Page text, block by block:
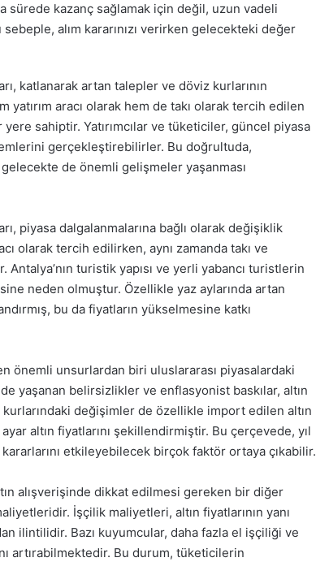
sürede kazanç sağlamak için değil, uzun vadeli
alım kararınızı verirken gelecekteki değer
katlanarak artan talepler ve döviz kurlarının
aracı olarak hem de takı olarak tercih edilen
sahiptir. Yatırımcılar ve tüketiciler, güncel piyasa
gerçekleştirebilirler. Bu doğrultuda,
gelecekte de önemli gelişmeler yaşanması
piyasa dalgalanmalarına bağlı olarak değişiklik
olarak tercih edilirken, aynı zamanda takı ve
Antalya’nın turistik yapısı ve yerli yabancı turistlerin
neden olmuştur. Özellikle yaz aylarında artan
bu da fiyatların yükselmesine katkı
önemli unsurlardan biri uluslararası piyasalardaki
yaşanan belirsizlikler ve enflasyonist baskılar, altın
kurlarındaki değişimler de özellikle import edilen altın
altın fiyatlarını şekillendirmiştir. Bu çerçevede, yıl
etkileyebilecek birçok faktör ortaya çıkabilir.
alışverişinde dikkat edilmesi gereken bir diğer
İşçilik maliyetleri, altın fiyatlarının yanı
ilintilidir. Bazı kuyumcular, daha fazla el işçiliği ve
artırabilmektedir. Bu durum, tüketicilerin